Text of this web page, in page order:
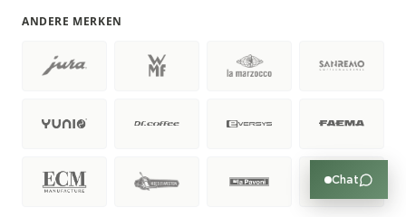
ANDERE MERKEN
Chat